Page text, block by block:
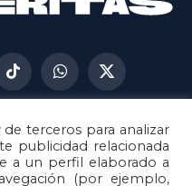
TikTokWhatsApp
X
(Twitter)
terceros para analizar
publicidad relacionada
a un perfil elaborado a
(por ejemplo,